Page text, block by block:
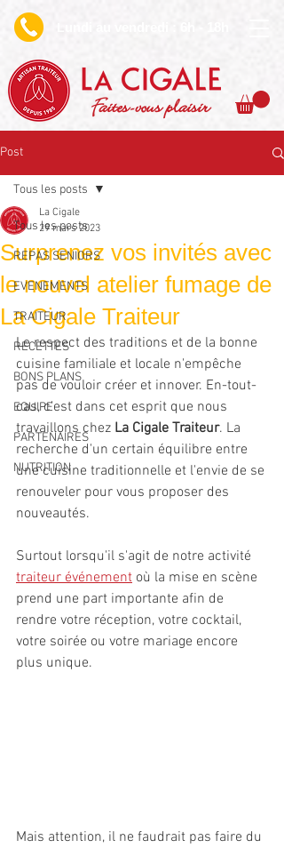
Faites-vous plaisir
Post
Tous les posts
REPAS SENIORS
EVENEMENTS
TRAITEUR
RECETTES
BONS PLANS
EQUIPE
PARTENAIRES
NUTRITION
Tous les posts
Surprenez vos invités avec
le nouvel atelier fumage de
La Cigale Traiteur
La Cigale
29 mars 2023
Le respect des traditions et de la bonne
cuisine familiale et locale n'empêche
pas de vouloir créer et innover. En-tout-
cas, c'est dans cet esprit que nous
travaillons chez La Cigale Traiteur. La
recherche d'un certain équilibre entre
une cuisine traditionnelle et l'envie de se
renouveler pour vous proposer des
nouveautés.
Surtout lorsqu'il s'agit de notre activité
traiteur événement où la mise en scène
prend une part importante afin de
rendre votre réception, votre cocktail,
votre soirée ou votre mariage encore
plus unique.
Mais attention, il ne faudrait pas faire du